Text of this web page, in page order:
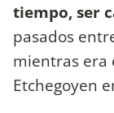
tiempo, ser
pasados
mientras era
Etchegoyen